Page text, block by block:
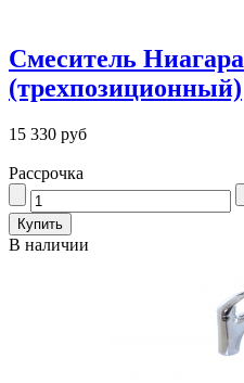
Смеситель Ниагара
(трехпозиционный)
15 330 руб
Рассрочка
В наличии